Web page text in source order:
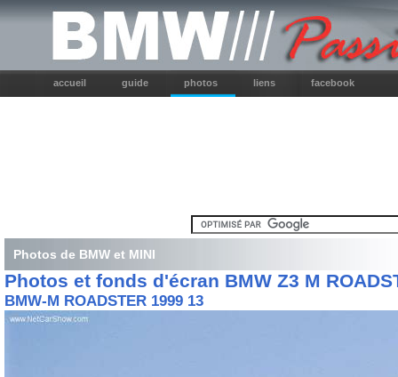
accueil guide photos liens facebook
Photos de BMW et MINI
Photos et fonds d'écran BMW Z3 M
BMW-M ROADSTER 1999 13